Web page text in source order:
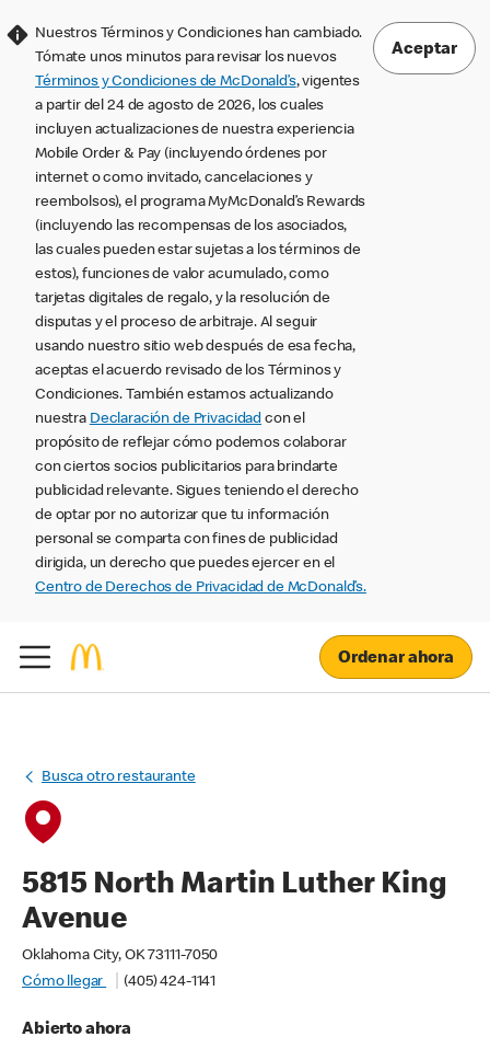
Nuestros Términos y Condiciones han cambiado.
Tómate unos minutos para revisar los nuevos
Términos y Condiciones de McDonald’s, vigentes
a partir del 24 de agosto de 2026, los cuales
incluyen actualizaciones de nuestra experiencia
Mobile Order & Pay (incluyendo órdenes por
internet o como invitado, cancelaciones y
reembolsos), el programa MyMcDonald’s Rewards
(incluyendo las recompensas de los asociados,
las cuales pueden estar sujetas a los términos de
estos), funciones de valor acumulado, como
tarjetas digitales de regalo, y la resolución de
disputas y el proceso de arbitraje. Al seguir
usando nuestro sitio web después de esa fecha,
aceptas el acuerdo revisado de los Términos y
Condiciones. También estamos actualizando
nuestra Declaración de Privacidad con el
propósito de reflejar cómo podemos colaborar
con ciertos socios publicitarios para brindarte
publicidad relevante. Sigues teniendo el derecho
de optar por no autorizar que tu información
personal se comparta con fines de publicidad
dirigida, un derecho que puedes ejercer en el
Centro de Derechos de Privacidad de McDonald’s.
Aceptar
Ordenar ahora
Busca otro restaurante
5815 North Martin Luther King
Avenue
Oklahoma City, OK 73111-7050
Cómo llegar
(405) 424-1141
Abierto ahora